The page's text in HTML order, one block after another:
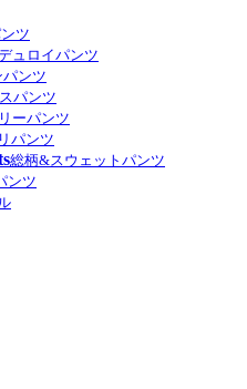
ツ
ュロイパンツ
パンツ
パンツ
ーパンツ
パンツ
総柄&スウェットパンツ
ンツ